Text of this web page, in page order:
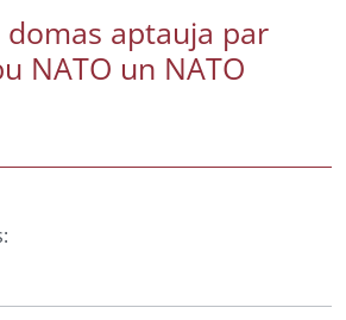
domas aptauja par
NATO un NATO